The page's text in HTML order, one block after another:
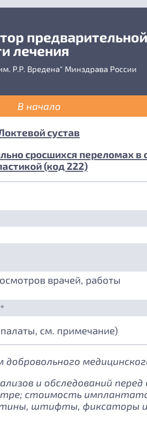
предварительной
лечения
Р.Р. Вредена" Минздрава России
В начало
сустав
сросшихся переломах в
(код 222)
врачей, работы
см. примечание)
и обследований
стоимость
штифты, фиксаторы